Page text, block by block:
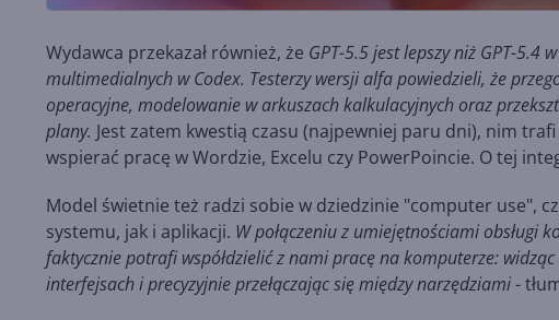
Wydawca przekazał również, że GPT-5.5 jest lepszy niż GPT-
multimedialnych w Codex. Testerzy wersji alfa powiedzieli, że
operacyjne, modelowanie w arkuszach kalkulacyjnych oraz
plany. Jest zatem kwestią czasu (najpewniej paru dni), nim
wspierać pracę w Wordzie, Excelu czy PowerPoincie. O tej
Model świetnie też radzi sobie w dziedzinie "computer use",
systemu, jak i aplikacji. W połączeniu z umiejętnościami obsługi
faktycznie potrafi współdzielić z nami pracę na komputerze:
interfejsach i precyzyjnie przełączając się między narzędziami-